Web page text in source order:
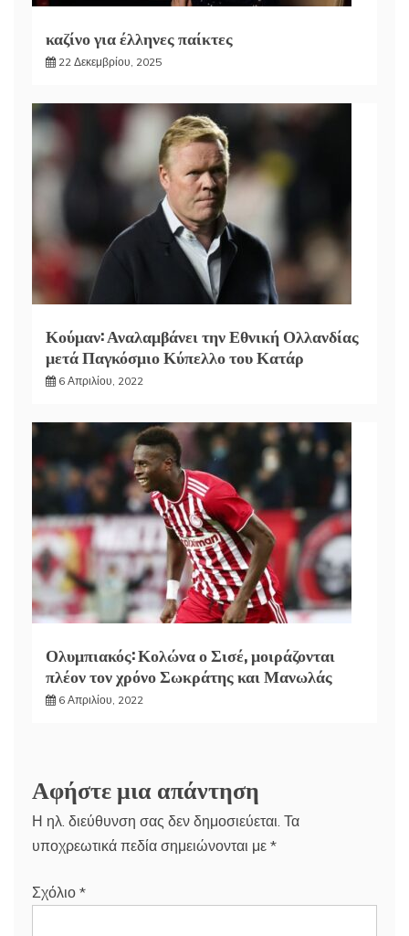
καζίνο για έλληνες παίκτες
22 Δεκεμβρίου, 2025
Κούμαν: Αναλαμβάνει την Εθνική Ολλανδίας
μετά Παγκόσμιο Κύπελλο του Κατάρ
6 Απριλίου, 2022
Ολυμπιακός: Κολώνα ο Σισέ, μοιράζονται
πλέον τον χρόνο Σωκράτης και Μανωλάς
6 Απριλίου, 2022
Αφήστε μια απάντηση
Η ηλ. διεύθυνση σας δεν δημοσιεύεται. Τα
υποχρεωτικά πεδία σημειώνονται με *
Σχόλιο *